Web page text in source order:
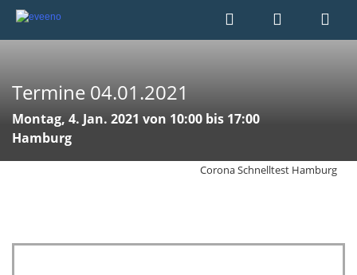
Termine 04.01.2021
Montag, 4. Jan. 2021 von 10:00 bis 17:00
Hamburg
Corona Schnelltest Hamburg